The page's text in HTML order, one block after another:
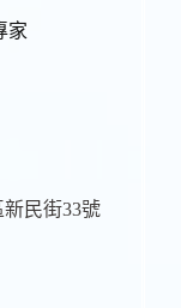
家
新民街33號